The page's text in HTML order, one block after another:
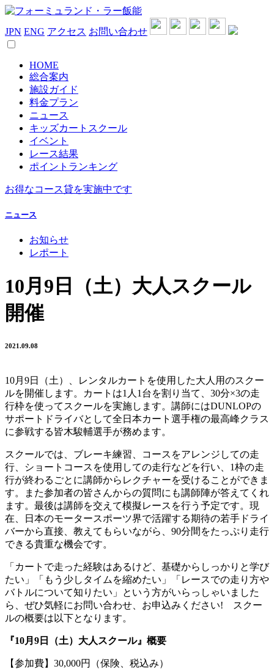
JPN ENG アクセス お問い合わせ
HOME
総合案内
施設ガイド
料金プラン
ニュース
キッズカートスクール
イベント
レース結果
ポイントランキング
お得なコース貸を実施中です
ニュース
お知らせ
レポート
10月9日（土）大人スクール
開催
2021.09.08
10月9日（土）、レンタルカートを使用した大人用のスクー
ルを開催します。カートは1人1台を割り当て、30分×3の走
行枠を使ってスクールを実施します。講師にはDUNLOPの
サポートドライバとして全日本カート選手権の最高峰クラス
に参戦する皆木駿輔選手が務めます。
スクールでは、ブレーキ練習、コースをアレンジしての走
行、ショートコースを使用しての走行などを行い、1枠の走
行が終わるごとに講師からレクチャーを受けることができま
す。また参加者の皆さんからの質問にも講師陣が答えてくれ
ます。最後は講師を交えて模擬レースを行う予定です。現
在、日本のモータースポーツ界で活躍する期待の若手ドライ
バーから直接、教えてもらいながら、90分間をたっぷり走行
できる貴重な機会です。
「カートで走った経験はあるけど、基礎からしっかりと学び
たい」「もう少しタイムを縮めたい」「レースでの走り方や
バトルについて知りたい」という方がいらっしゃいました
ら、ぜひ気軽にお問い合わせ、お申込みください! スクー
ルの概要は以下となります。
『10月9日（土）大人スクール』概要
【参加費】30,000円（保険、税込み）